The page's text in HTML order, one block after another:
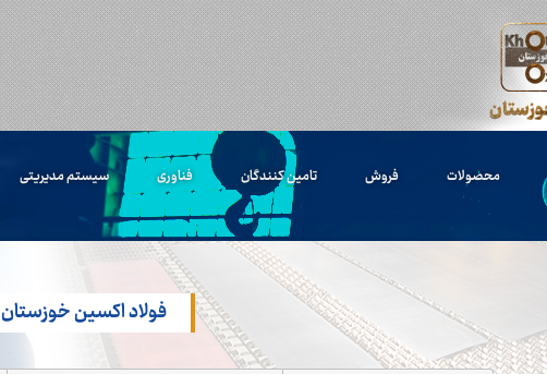
محصولات فروش تامین کنندگان فناوری سیستم مدیریتی
فولاد اکسین خوزستان